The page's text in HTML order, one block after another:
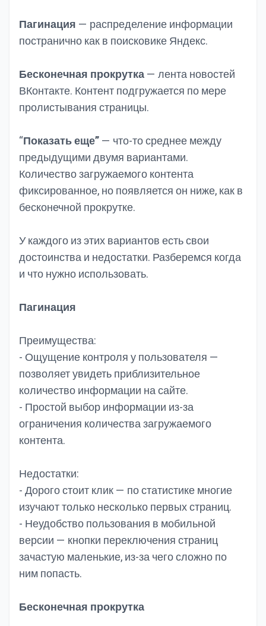
Пагинация — распределение информации
постранично как в поисковике Яндекс.
Бесконечная прокрутка— лента новостей
ВКонтакте. Контент подгружается по мере
пролистывания страницы.
“Показать еще”— что-то среднее между
предыдущими двумя вариантами.
Количество загружаемого контента
фиксированное, но появляется он ниже, как в
бесконечной прокрутке.
У каждого из этих вариантов есть свои
достоинства и недостатки. Разберемся когда
и что нужно использовать.
Пагинация
Преимущества:
- Ощущение контроля у пользователя —
позволяет увидеть приблизительное
количество информации на сайте.
- Простой выбор информации из-за
ограничения количества загружаемого
контента.
Недостатки:
- Дорого стоит клик — по статистике многие
изучают только несколько первых страниц.
- Неудобство пользования в мобильной
версии — кнопки переключения страниц
зачастую маленькие, из-за чего сложно по
ним попасть.
Бесконечная прокрутка